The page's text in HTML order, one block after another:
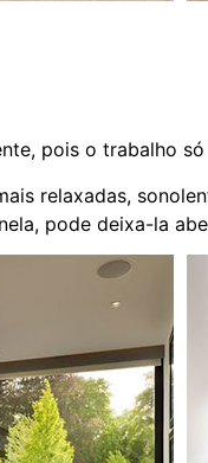
pois o trabalho
relaxadas,
pode deixa-la